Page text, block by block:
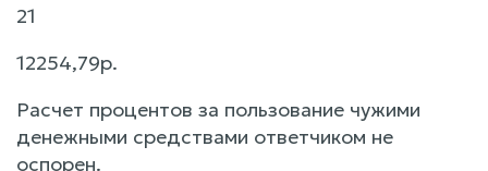
21
12254,79р.
Расчет процентов за пользование чужими
денежными средствами ответчиком не
оспорен.